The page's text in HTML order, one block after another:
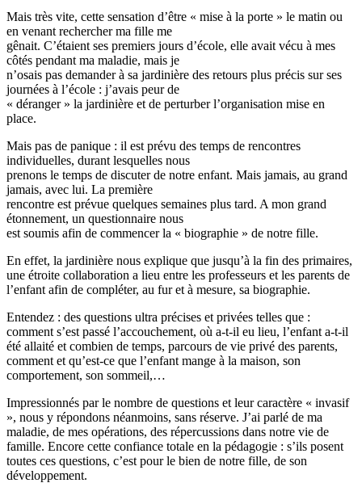
Mais très vite, cette sensation d’être « mise à la porte » le matin ou
en venant rechercher ma fille me
gênait. C’étaient ses premiers jours d’école, elle avait vécu à mes
côtés pendant ma maladie, mais je
n’osais pas demander à sa jardinière des retours plus précis sur ses
journées à l’école : j’avais peur de
« déranger » la jardinière et de perturber l’organisation mise en
place.
Mais pas de panique : il est prévu des temps de rencontres
individuelles, durant lesquelles nous
prenons le temps de discuter de notre enfant. Mais jamais, au grand
jamais, avec lui. La première
rencontre est prévue quelques semaines plus tard. A mon grand
étonnement, un questionnaire nous
est soumis afin de commencer la « biographie » de notre fille.
En effet, la jardinière nous explique que jusqu’à la fin des primaires,
une étroite collaboration a lieu entre les professeurs et les parents de
l’enfant afin de compléter, au fur et à mesure, sa biographie.
Entendez : des questions ultra précises et privées telles que :
comment s’est passé l’accouchement, où a-t-il eu lieu, l’enfant a-t-il
été allaité et combien de temps, parcours de vie privé des parents,
comment et qu’est-ce que l’enfant mange à la maison, son
comportement, son sommeil,…
Impressionnés par le nombre de questions et leur caractère « invasif
», nous y répondons néanmoins, sans réserve. J’ai parlé de ma
maladie, de mes opérations, des répercussions dans notre vie de
famille. Encore cette confiance totale en la pédagogie : s’ils posent
toutes ces questions, c’est pour le bien de notre fille, de son
développement.